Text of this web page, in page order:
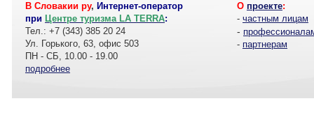
В Словакии ру, Интернет-оператор
при Центре туризма LA TERRA:
Тел.: +7 (343) 385 20 24
Ул. Горького, 63, офис 503
ПН - СБ, 10.00 - 19.00
подробнее
О проекте:
- частным лицам
-
- партнерам